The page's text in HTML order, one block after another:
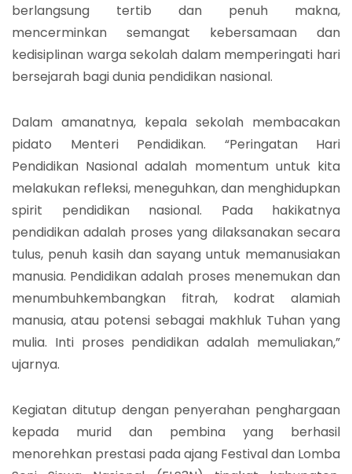
berlangsung tertib dan penuh makna,
mencerminkan semangat kebersamaan dan
kedisiplinan warga sekolah dalam memperingati hari
bersejarah bagi dunia pendidikan nasional.
Dalam amanatnya, kepala sekolah membacakan
pidato Menteri Pendidikan. “Peringatan Hari
Pendidikan Nasional adalah momentum untuk kita
melakukan refleksi, meneguhkan, dan menghidupkan
spirit pendidikan nasional. Pada hakikatnya
pendidikan adalah proses yang dilaksanakan secara
tulus, penuh kasih dan sayang untuk memanusiakan
manusia. Pendidikan adalah proses menemukan dan
menumbuhkembangkan fitrah, kodrat alamiah
manusia, atau potensi sebagai makhluk Tuhan yang
mulia. Inti proses pendidikan adalah memuliakan,”
ujarnya.
Kegiatan ditutup dengan penyerahan penghargaan
kepada murid dan pembina yang berhasil
menorehkan prestasi pada ajang Festival dan Lomba